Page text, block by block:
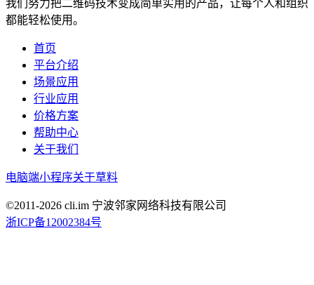
我们努力把二维码技术变成简单实用的产品，让每个人和组织
都能轻松使用。
首页
平台介绍
场景应用
行业应用
价格方案
帮助中心
关于我们
电脑端小程序关于草料
©2011-2026 cli.im 宁波邻家网络科技有限公司
浙ICP备12002384号